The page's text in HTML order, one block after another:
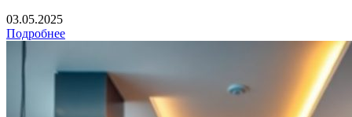
03.05.2025
Подробнее